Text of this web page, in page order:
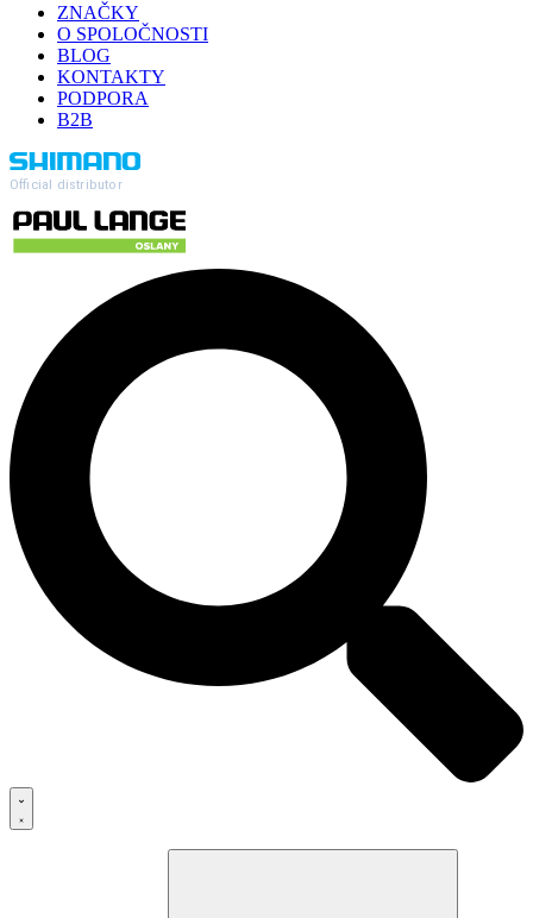
ZNAČKY
O SPOLOČNOSTI
BLOG
KONTAKTY
PODPORA
B2B
Official distributor